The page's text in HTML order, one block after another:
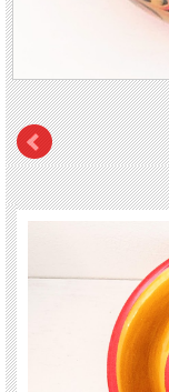
【サイズ】 直径：
※金色塗料使用のため、
※洗浄後は早めにふき取
※ロシアで伝統的に使用
用」として輸入・販売致